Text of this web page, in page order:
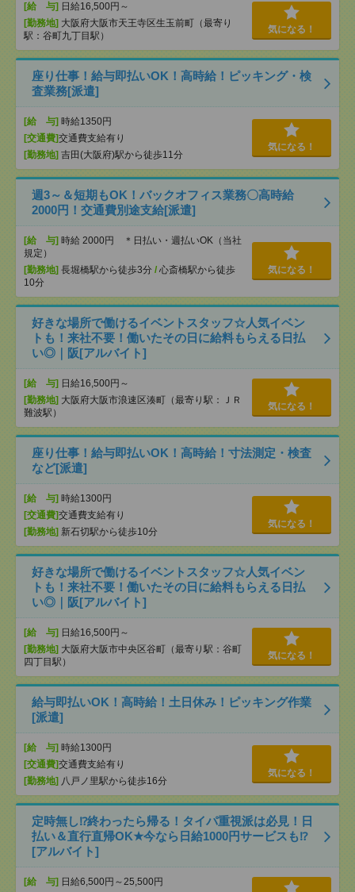
[給 与] 日給16,500円～
[勤務地] 大阪府大阪市天王寺区生玉前町（最寄り
駅：谷町九丁目駅）
気になる！
座り仕事！給与即払いOK！高時給！ピッキング・検
査業務[派遣]
[給 与] 時給1350円
[交通費]交通費支給有り
[勤務地] 吉田(大阪府)駅から徒歩11分
気になる！
週3～＆短期もOK！バックオフィス業務〇高時給
2000円！交通費別途支給[派遣]
[給 与] 時給 2000円 ＊日払い・週払いOK（当社
規定）
[勤務地] 長堀橋駅から徒歩3分 / 心斎橋駅から徒歩
10分
気になる！
好きな場所で働けるイベントスタッフ☆人気イベン
トも！来社不要！働いたその日に給料もらえる日払
い◎｜阪[アルバイト]
[給 与] 日給16,500円～
[勤務地] 大阪府大阪市浪速区湊町（最寄り駅：ＪＲ
難波駅）
気になる！
座り仕事！給与即払いOK！高時給！寸法測定・検査
など[派遣]
[給 与] 時給1300円
[交通費]交通費支給有り
[勤務地] 新石切駅から徒歩10分
気になる！
好きな場所で働けるイベントスタッフ☆人気イベン
トも！来社不要！働いたその日に給料もらえる日払
い◎｜阪[アルバイト]
[給 与] 日給16,500円～
[勤務地] 大阪府大阪市中央区谷町（最寄り駅：谷町
四丁目駅）
気になる！
給与即払いOK！高時給！土日休み！ピッキング作業
[派遣]
[給 与] 時給1300円
[交通費]交通費支給有り
[勤務地] 八戸ノ里駅から徒歩16分
気になる！
定時無し⁉終わったら帰る！タイパ重視派は必見！日
払い＆直行直帰OK★今なら日給1000円サービスも⁉
[アルバイト]
[給 与] 日給6,500円～25,500円